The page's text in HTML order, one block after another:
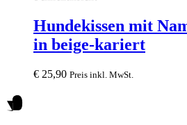
Hundekissen mit
in beige-kariert
€ 25,90 Preis inkl. MwSt.